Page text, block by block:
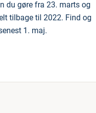
du gøre fra 23. marts og
tilbage til 2022. Find og
1. maj.